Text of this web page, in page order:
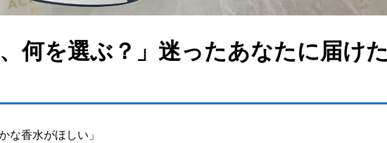
、何を選ぶ？」迷ったあなたに届けた
な香水がほしい」